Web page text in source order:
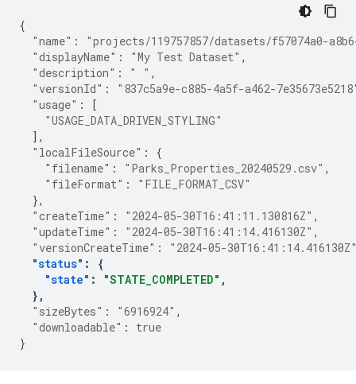
{
"name" :
"projects/119757857/datasets/f57074a0-
"displayName" : "My Test Dataset" ,
"description" : " " ,
"versionId" :
"837c5a9e-c885-4a5f-a462-
"usage" :
[
"USAGE_DATA_DRIVEN_STYLING"
],
"localFileSource" :
{
"filename" : "Parks_Properties_20240529.csv" ,
"fileFormat" :
"FILE_FORMAT_CSV"
},
"createTime" : "2024-05-30T16:41:11.130816Z" ,
"updateTime" : "2024-05-30T16:41:14.416130Z" ,
"versionCreateTime" :
"2024-05-
"status" :
{
"state" : "STATE_COMPLETED" ,
},
"sizeBytes" : "6916924" ,
"downloadable" :
true
}